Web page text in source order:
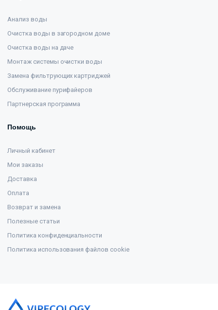
Анализ воды
Очистка воды в загородном доме
Очистка воды на даче
Монтаж системы очистки воды
Замена фильтрующих картриджей
Обслуживание пурифайеров
Партнерская программа
Помощь
Личный кабинет
Мои заказы
Доставка
Оплата
Возврат и замена
Полезные статьи
Политика конфиденциальности
Политика использования файлов cookie